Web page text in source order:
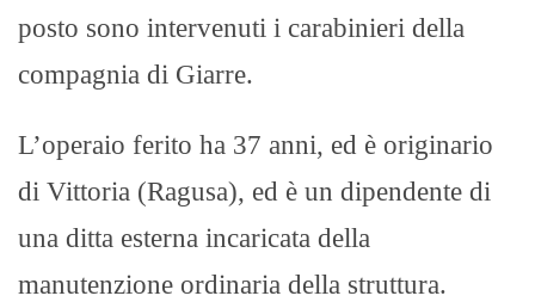
posto sono intervenuti i carabinieri della
compagnia di Giarre.
L’operaio ferito ha 37 anni, ed è originario
di Vittoria (Ragusa), ed è un dipendente di
una ditta esterna incaricata della
manutenzione ordinaria della struttura.